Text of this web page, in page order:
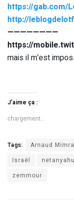
https://gab.com/
http://
————————
https://
mais il m’est
J’aime ça :
chargement…
Tags: Arnaud
Israël
netanyahu
zemmour